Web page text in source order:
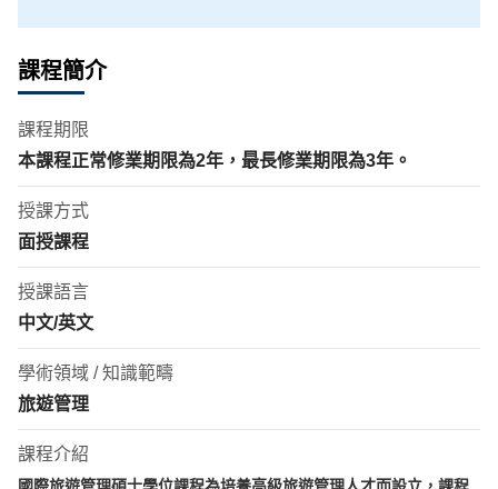
課程簡介
課程期限
本課程正常修業期限為2年 ，最長修業期限為3年。
授課方式
面授課程
授課語言
中文/英文
學術領域 / 知識範疇
旅遊管理
課程介紹